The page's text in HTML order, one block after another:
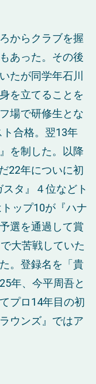
からクラブを握
あった。その後
たが同学年石川
を立てることを
場で研修生とな
合格。翌13年
を制した。以降
22年についに初
タ』４位などト
ップ10が『ハナ
選を通過して賞
大苦戦していた
。登録名を「貴
年、今平周吾と
プロ14年目の初
ウンズ』ではア